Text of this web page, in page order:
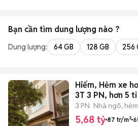
Bạn cần tìm dung lượng nào ?
Dung lượng: 64 GB 128 GB 256
Hiếm, Hẻm xe
3T 3 PN, hơn 5 tỉ
3 PN Nhà ngõ, hẻm
5,68 tỷ 87 tr/m²